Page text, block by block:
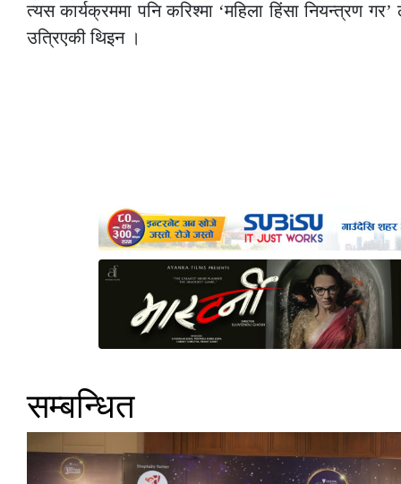
त्यस कार्यक्रममा पनि करिश्मा ‘महिला हिंसा नियन्त्रण
उत्रिएकी थिइन ।
सम्बन्धित